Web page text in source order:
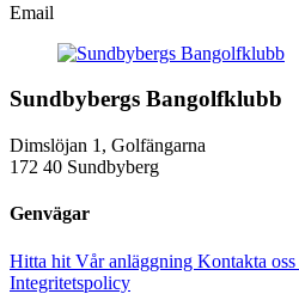
Email
Sundbybergs Bangolfklubb
Dimslöjan 1, Golfängarna
172 40 Sundbyberg
Genvägar
Hitta hit Vår anläggning Kontakta oss
Integritetspolicy